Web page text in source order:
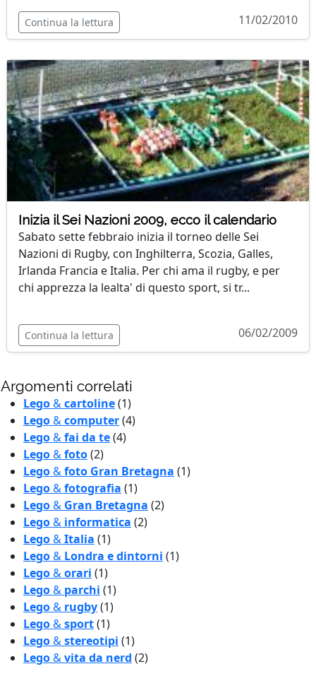
Continua la lettura 11/02/2010
Inizia il Sei Nazioni 2009, ecco il calendario
Sabato sette febbraio inizia il torneo delle Sei
Nazioni di Rugby, con Inghilterra, Scozia, Galles,
Irlanda Francia e Italia. Per chi ama il rugby, e per
chi apprezza la lealta' di questo sport, si tr...
Continua la lettura 06/02/2009
Argomenti correlati
Lego&cartoline(1)
Lego&computer(4)
Lego&fai da te(4)
Lego&foto(2)
Lego&foto Gran Bretagna (1)
Lego&fotografia (1)
Lego& Gran Bretagna (2)
Lego& informatica (2)
Lego&Italia (1)
Lego& Londra e dintorni (1)
Lego&orari (1)
Lego& parchi (1)
Lego& rugby(1)
Lego&sport(1)
Lego&stereotipi (1)
Lego&vita da nerd (2)